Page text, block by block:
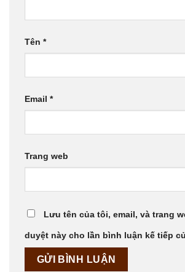
Tên *
Email *
Trang web
Lưu tên của tôi, email, và trang
duyệt này cho lần bình luận kế tiếp